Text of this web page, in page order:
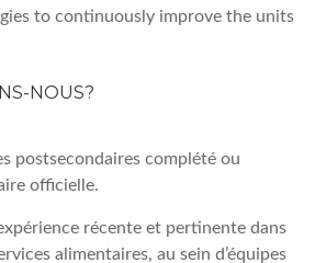
to continuously improve the units
NOUS?
postsecondaires complété ou
officielle.
récente et pertinente dans
alimentaires, au sein d’équipes